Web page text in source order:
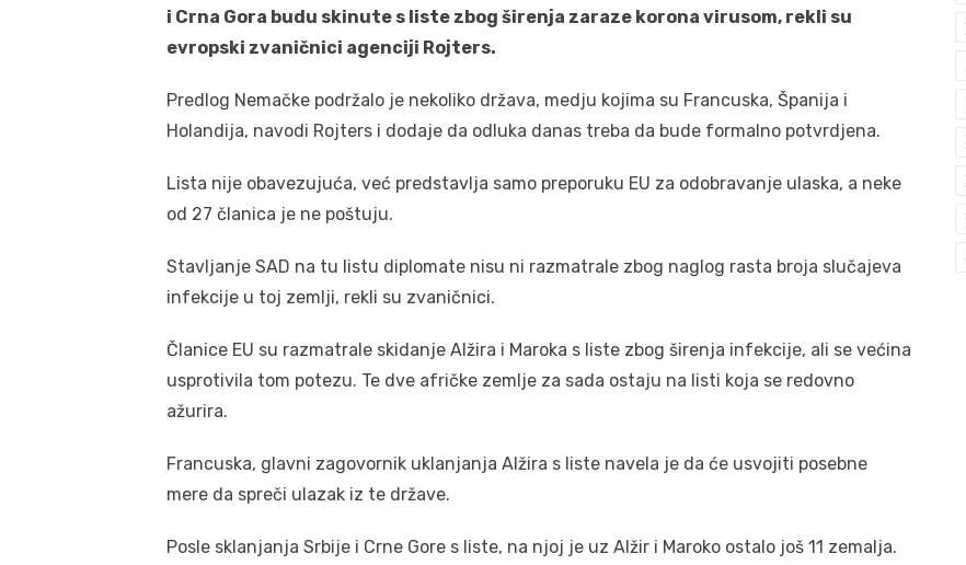
i Crna Gora budu skinute s liste zbog širenja zaraze korona virusom, rekli su
evropski zvaničnici agenciji Rojters.
Predlog Nemačke podržalo je nekoliko država, medju kojima su Francuska, Španija i
Holandija, navodi Rojters i dodaje da odluka danas treba da bude formalno potvrdjena.
Lista nije obavezujuća, već predstavlja samo preporuku EU za odobravanje ulaska, a neke
od 27 članica je ne poštuju.
Stavljanje SAD na tu listu diplomate nisu ni razmatrale zbog naglog rasta broja slučajeva
infekcije u toj zemlji, rekli su zvaničnici.
Članice EU su razmatrale skidanje Alžira i Maroka s liste zbog širenja infekcije, ali se većina
usprotivila tom potezu. Te dve afričke zemlje za sada ostaju na listi koja se redovno
ažurira.
Francuska, glavni zagovornik uklanjanja Alžira s liste navela je da će usvojiti posebne
mere da spreči ulazak iz te države.
Posle sklanjanja Srbije i Crne Gore s liste, na njoj je uz Alžir i Maroko ostalo još 11 zemalja.